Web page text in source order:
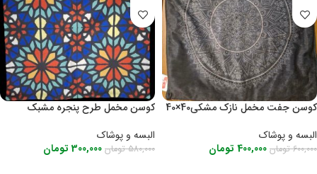
کوسن جفت مخمل نازک مشکی40×40
البسه و پوشاک
600,000 تومان 400,000 تومان
کوسن مخمل طرح پنجره مشبک
البسه و پوشاک
580,000 تومان 300,000 تومان